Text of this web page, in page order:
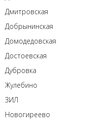
Дмитровская
Добрынинская
Домодедовская
Достоевская
Дубровка
Жулебино
ЗИЛ
Новогиреево